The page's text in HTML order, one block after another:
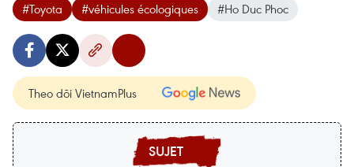
#Toyota #véhicules écologiques #Ho Duc Phoc
Theo dõi VietnamPlus